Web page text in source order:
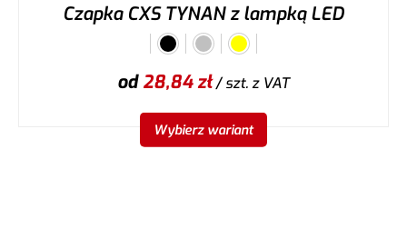
Czapka CXS TYNAN z lampką LED
od28,84zł/ szt.z VAT
Wybierz wariant